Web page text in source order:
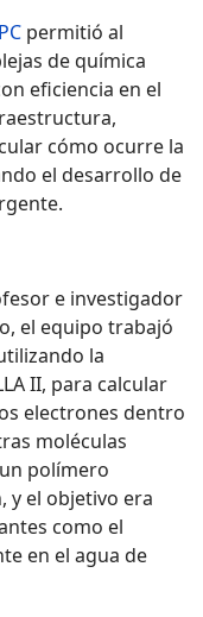
permitió al
de química
eficiencia en el
cómo ocurre la
el desarrollo de
e investigador
el equipo trabajó
la
II, para calcular
electrones dentro
moléculas
polímero
y el objetivo era
como el
en el agua de